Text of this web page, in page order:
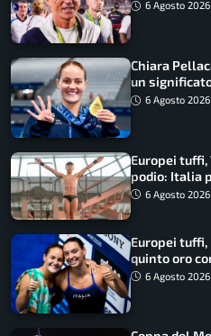
ritorno
6 Agosto 2026
Chiara
un
qualità”
6 Agosto 2026
Europei tuffi,
podio: Italia
6 Agosto 2026
Europei
quinto oro
metri
6 Agosto 2026